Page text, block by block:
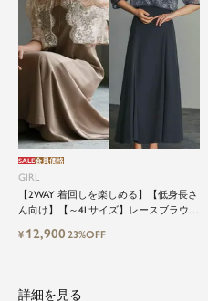
GIRL
【2WAY 着回しを楽しめる】【低身長さ
ん向け】【～4Lサイズ】レースブラウス
ング結婚式ワンピース
SALE会員価格
¥ 12,90023%OFF
詳細を見る